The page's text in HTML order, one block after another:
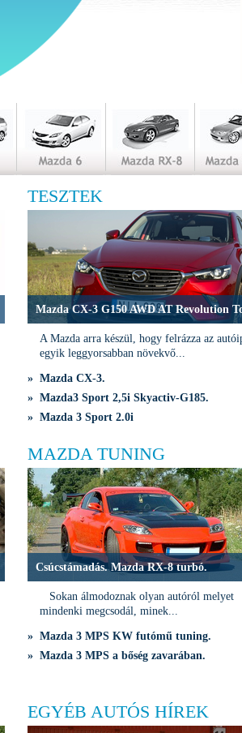
TESZTEK
Mazda CX-3 G150 AWD AT Revolution
A Mazda arra készül, hogy felrázza az
egyik leggyorsabban növekvő...
» Mazda CX-3.
» Mazda3 Sport 2,5i Skyactiv-G185.
» Mazda 3 Sport 2.0i
MAZDA TUNING
Csúcstámadás. Mazda RX-8 turbó.
Sokan álmodoznak olyan autóról melyet
mindenki megcsodál, minek...
» Mazda 3 MPS KW futómű tuning.
» Mazda 3 MPS a bőség zavarában.
EGYÉB AUTÓS HÍREK